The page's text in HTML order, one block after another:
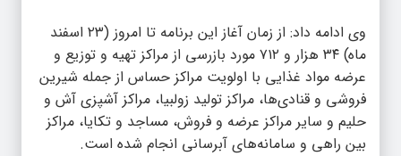
وی ادامه داد: از زمان آغاز این برنامه تا امروز (۲۳ اسفند
ماه) ۳۴ هزار و ۷۱۲ مورد بازرسی از مراکز تهیه و توزیع و
عرضه مواد غذایی با اولویت مراکز حساس از جمله شیرین
فروشی و قنادی‌ها، مراکز تولید زولبیا، مراکز آشپزی آش و
حلیم و سایر مراکز عرضه و فروش، مساجد و تکایا، مراکز
بین راهی و سامانه‌های آبرسانی انجام شده است.